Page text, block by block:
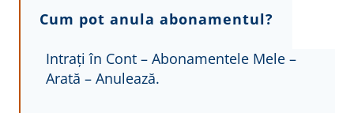
Cum pot anula abonamentul?
Intrați în Cont – Abonamentele Mele –
Arată – Anulează.